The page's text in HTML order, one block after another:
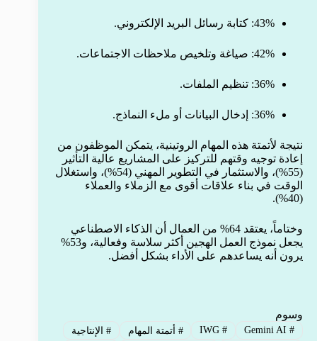
43%: كتابة رسائل البريد الإلكتروني.
42%: صياغة وتلخيص ملاحظات الاجتماعات.
36%: تنظيم الملفات.
36%: إدخال البيانات أو ملء النماذج.
نتيجة لأتمتة هذه المهام الروتينية، يتمكن الموظفون من
إعادة توجيه وقتهم للتركيز على المشاريع عالية التأثير
(55%)، والاستثمار في التطوير المهني (54%)، واستغلال
الوقت في بناء علاقات أقوى مع الزملاء والعملاء
(40%).
وختاماً، يعتقد 64% من العمال أن الذكاء الاصطناعي
يجعل نموذج العمل الهجين أكثر سلاسة وفعالية، و53%
يرون أنه يساعدهم على الأداء بشكل أفضل.
وسوم
#
Gemini AI
#
IWG
# أتمتة المهام # الإنتاجية